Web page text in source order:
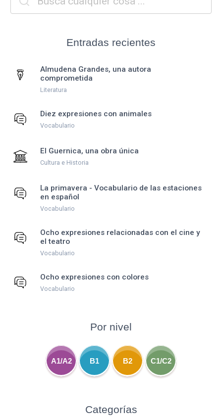
Entradas recientes
Almudena Grandes, una autora
comprometida
Literatura
Diez expresiones con animales
Vocabulario
El Guernica, una obra única
Cultura e Historia
La primavera - Vocabulario de las estaciones
en español
Vocabulario
Ocho expresiones relacionadas con el cine y
el teatro
Vocabulario
Ocho expresiones con colores
Vocabulario
Por nivel
A1/A2 B1 B2 C1/C2
Categorías